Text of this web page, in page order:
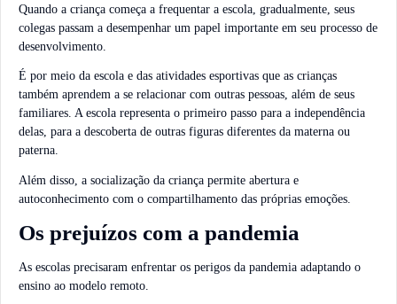
Quando a criança começa a frequentar a escola, gradualmente, seus
colegas passam a desempenhar um papel importante em seu processo de
desenvolvimento.
É por meio da escola e das atividades esportivas que as crianças
também aprendem a se relacionar com outras pessoas, além de seus
familiares. A escola representa o primeiro passo para a independência
delas, para a descoberta de outras figuras diferentes da materna ou
paterna.
Além disso, a socialização da criança permite abertura e
autoconhecimento com o compartilhamento das próprias emoções.
Os prejuízos com a pandemia
As escolas precisaram enfrentar os perigos da pandemia adaptando o
ensino ao modelo remoto.